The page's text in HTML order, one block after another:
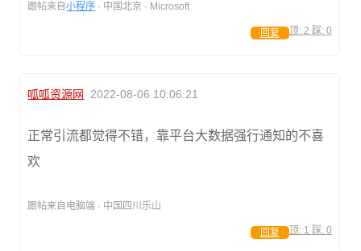
跟帖来自小程序 · 中国北京 · Microsoft
顶: 2 踩: 0
回复
呱呱资源网 2022-08-06 10:06:21
正常引流都觉得不错，靠平台大数据强行通知的不喜
欢
跟帖来自电脑端 · 中国四川乐山
顶: 1 踩: 0
回复